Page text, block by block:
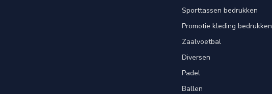
Sporttassen bedrukken
Promotie kleding bedrukken
Zaalvoetbal
Diversen
Padel
Ballen